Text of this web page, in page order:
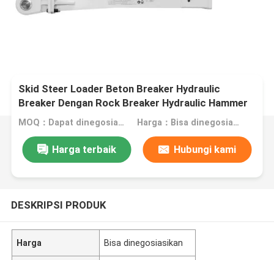
Skid Steer Loader Beton Breaker Hydraulic
Breaker Dengan Rock Breaker Hydraulic Hammer
Untuk Dijual
MOQ：Dapat dinegosiasikan Harga：Bisa dinegosiasikan
Harga terbaik Hubungi kami
DESKRIPSI PRODUK
Harga Bisa dinegosiasikan